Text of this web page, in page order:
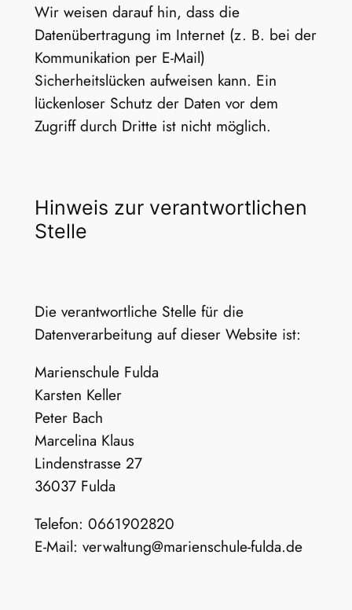
Wir weisen darauf hin, dass die
Datenübertragung im Internet (z. B. bei der
Kommunikation per E-Mail)
Sicherheitslücken aufweisen kann. Ein
lückenloser Schutz der Daten vor dem
Zugriff durch Dritte ist nicht möglich.
Hinweis zur verantwortlichen
Stelle
Die verantwortliche Stelle für die
Datenverarbeitung auf dieser Website ist:
Marienschule Fulda
Karsten Keller
Peter Bach
Marcelina Klaus
Lindenstrasse 27
36037 Fulda
Telefon: 0661902820
E-Mail: verwaltung@marienschule-fulda.de